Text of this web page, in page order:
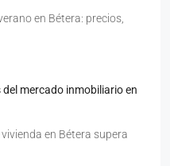
en Bétera: precios,
mercado inmobiliario en
en Bétera supera